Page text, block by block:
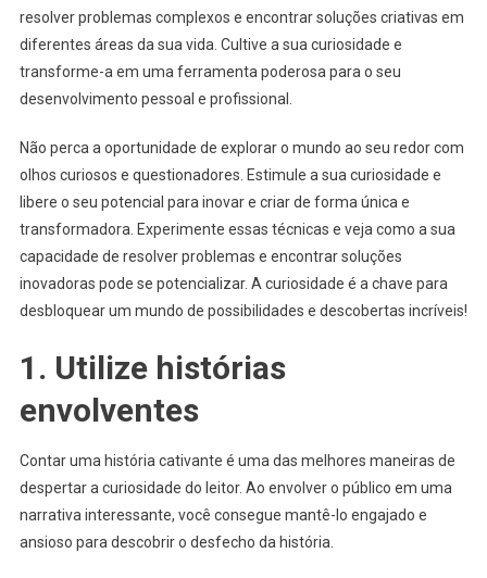
resolver problemas complexos e encontrar soluções criativas em
diferentes áreas da sua vida. Cultive a sua curiosidade e
transforme-a em uma ferramenta poderosa para o seu
desenvolvimento pessoal e profissional.
Não perca a oportunidade de explorar o mundo ao seu redor com
olhos curiosos e questionadores. Estimule a sua curiosidade e
libere o seu potencial para inovar e criar de forma única e
transformadora. Experimente essas técnicas e veja como a sua
capacidade de resolver problemas e encontrar soluções
inovadoras pode se potencializar. A curiosidade é a chave para
desbloquear um mundo de possibilidades e descobertas incríveis!
1. Utilize histórias
envolventes
Contar uma história cativante é uma das melhores maneiras de
despertar a curiosidade do leitor. Ao envolver o público em uma
narrativa interessante, você consegue mantê-lo engajado e
ansioso para descobrir o desfecho da história.